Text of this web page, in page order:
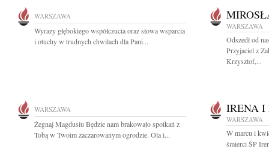
WARSZAWA
Wyrazy głębokiego współczucia oraz słowa wsparcia
i otuchy w trudnych chwilach dla Pani...
WARSZAWA
Odszedł od
Przyjaciel z
Krzysztof,...
WARSZAWA
Żegnaj Magdusiu Będzie nam brakowało spotkań z
Tobą w Twoim zaczarowanym ogrodzie. Ola i...
IRENA I
WARSZAWA
W marcu i
śmierci ŚP